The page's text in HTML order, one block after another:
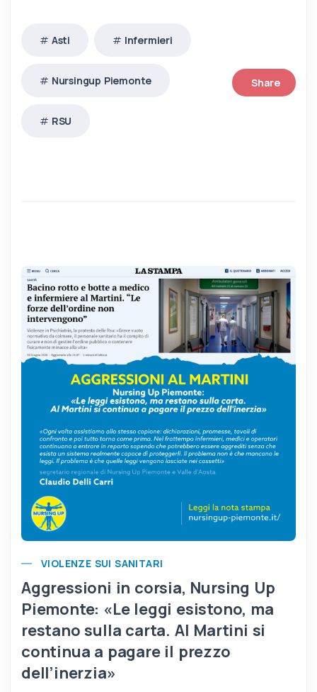
Asti Infermieri
Nursingup Piemonte
RSU
Share
VIOLENZE SUI SANITARI
Aggressioni in corsia, Nursing Up
Piemonte: «Le leggi esistono, ma
restano sulla carta. Al Martini si
continua a pagare il prezzo
dell’inerzia»